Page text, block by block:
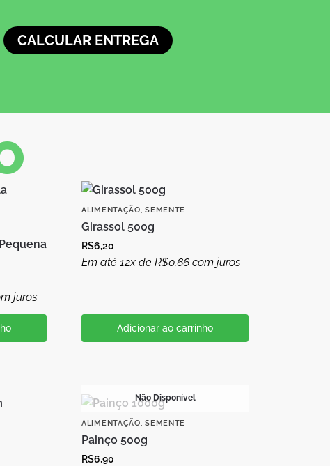
CALCULAR ENTREGA
juros
ALIMENTAÇÃO,SEMENTE
Girassol 500g
R$6,20
Em até 12x de R$0,66 com juros
Adicionar ao carrinho
Não Disponível
ALIMENTAÇÃO,SEMENTE
Painço 500g
R$6,90